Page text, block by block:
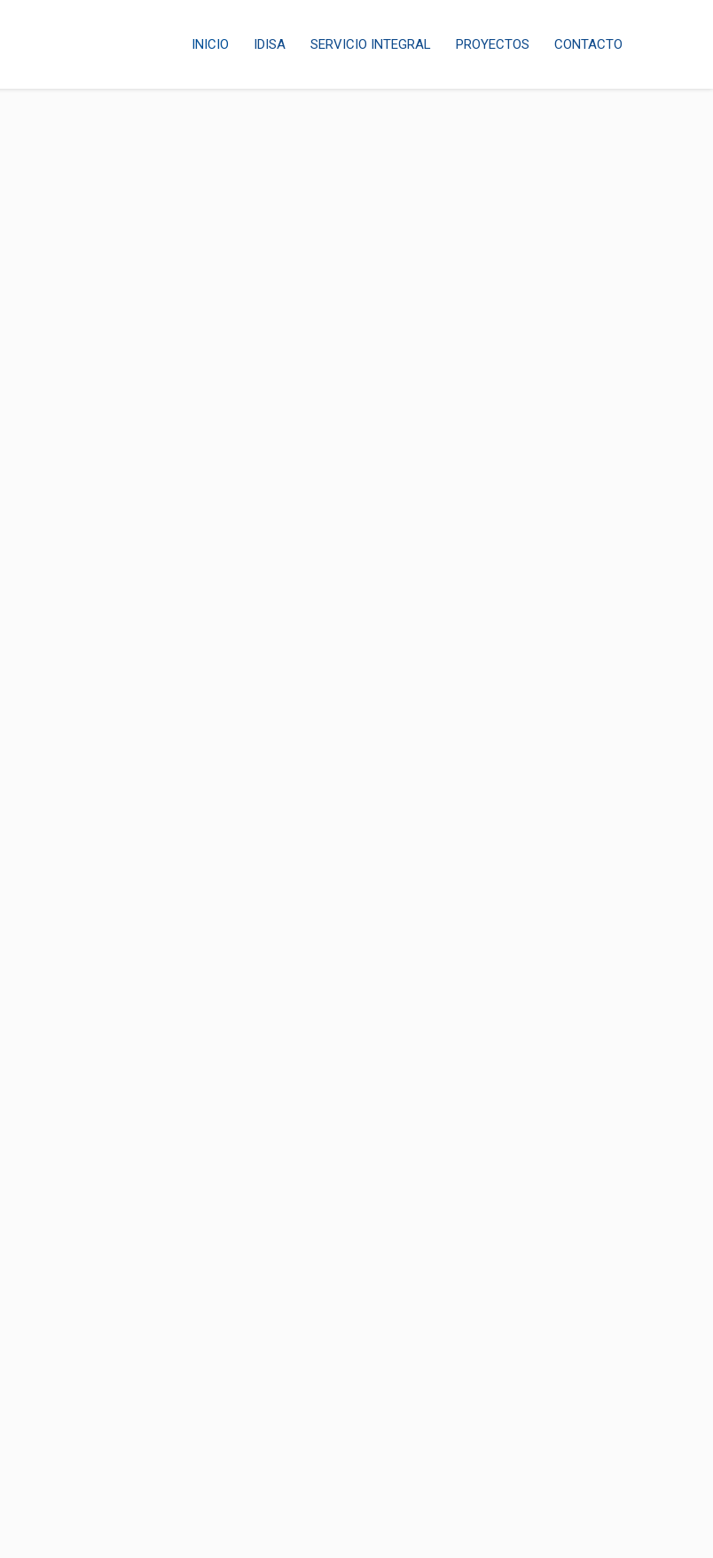
INICIO IDISA SERVICIO INTEGRAL PROYECTOS CONTACTO